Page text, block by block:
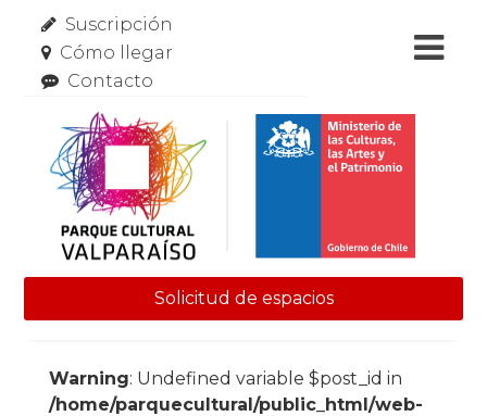
Suscripción
Cómo llegar
Contacto
Solicitud de espacios
Warning: Undefined variable $post_id in
/home/parquecultural/public_html/web-